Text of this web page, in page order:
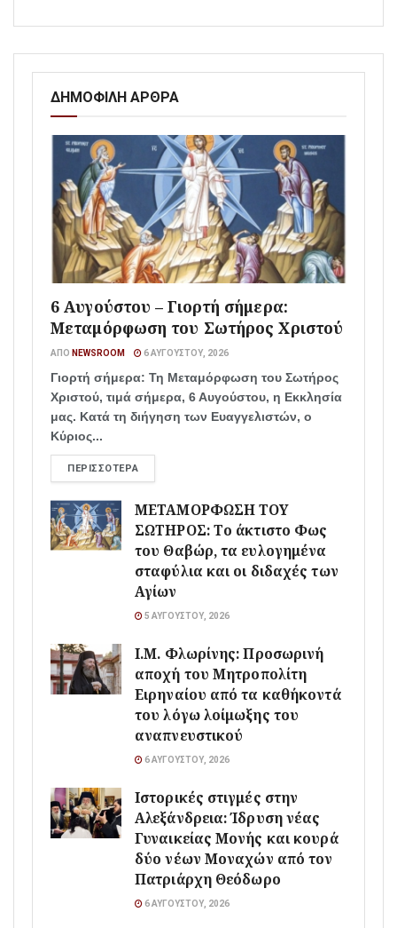
ΔΗΜΟΦΙΛΗ ΑΡΘΡΑ
6 Αυγούστου – Γιορτή σήμερα:
Μεταμόρφωση του Σωτήρος Χριστού
ΑΠΌ NEWSROOM 6 ΑΥΓΟΎΣΤΟΥ, 2026
Γιορτή σήμερα: Τη Μεταμόρφωση του Σωτήρος
Χριστού, τιμά σήμερα, 6 Αυγούστου, η Εκκλησία
μας. Κατά τη διήγηση των Ευαγγελιστών, ο
Κύριος...
ΠΕΡΙΣΣΌΤΕΡΑ
ΜΕΤΑΜΟΡΦΩΣΗ ΤΟΥ
ΣΩΤΗΡΟΣ: Το άκτιστο Φως
του Θαβώρ, τα ευλογημένα
σταφύλια και οι διδαχές των
Αγίων
5 ΑΥΓΟΎΣΤΟΥ, 2026
Ι.Μ. Φλωρίνης: Προσωρινή
αποχή του Μητροπολίτη
Ειρηναίου από τα καθήκοντά
του λόγω λοίμωξης του
αναπνευστικού
6 ΑΥΓΟΎΣΤΟΥ, 2026
Ιστορικές στιγμές στην
Αλεξάνδρεια: Ίδρυση νέας
Γυναικείας Μονής και κουρά
δύο νέων Μοναχών από τον
Πατριάρχη Θεόδωρο
6 ΑΥΓΟΎΣΤΟΥ, 2026